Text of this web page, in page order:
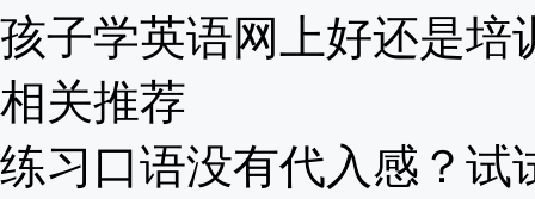
孩子学英语网上好还是培
相关推荐
练习口语没有代入感？试